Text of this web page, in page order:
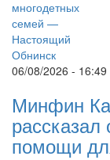
06/08/2026 - 16:49
Минфин
помощи